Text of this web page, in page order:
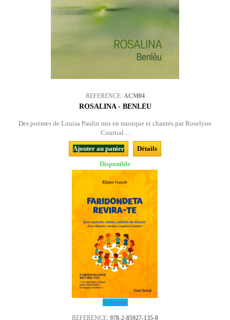
REFERENCE: ACM04
ROSALINA - BENLÈU
Des poèmes de Louisa Paulin mis en musique et chantés par Roselyne
Courtial....
Ajouter au panier
Détails
Disponible
Nouveau
REFERENCE: 978-2-85927-135-0